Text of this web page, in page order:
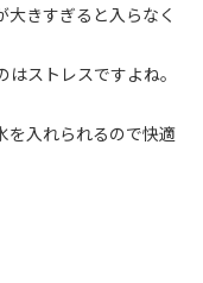
きすぎると入らなく
ストレスですよね。
を入れられるので快適